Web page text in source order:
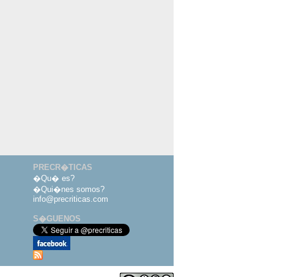
PRECR�TICAS
�Qu� es?
�Qui�nes somos?
info@precriticas.com
S�GUENOS